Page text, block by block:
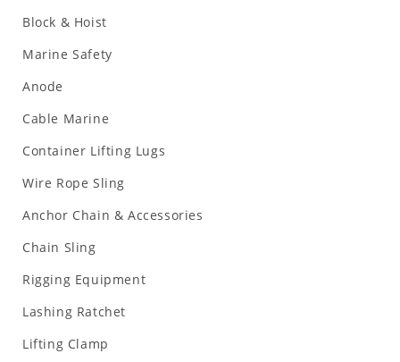
Block & Hoist
Marine Safety
Anode
Cable Marine
Container Lifting Lugs
Wire Rope Sling
Anchor Chain & Accessories
Chain Sling
Rigging Equipment
Lashing Ratchet
Lifting Clamp